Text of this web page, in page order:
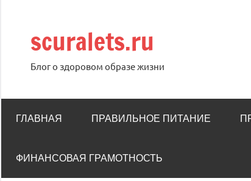
содержимому
scuralets.ru
Блог о здоровом образе жизни
ГЛАВНАЯ ПРАВИЛЬНОЕ ПИТАНИЕ
ФИНАНСОВАЯ ГРАМОТНОСТЬ